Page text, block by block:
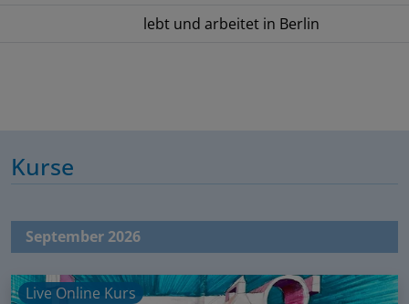
lebt und arbeitet in Berlin
Kurse
September 2026
Live Online Kurs